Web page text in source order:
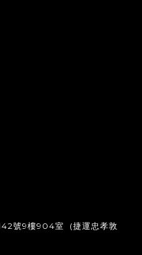
號9樓904室 (捷運忠孝敦